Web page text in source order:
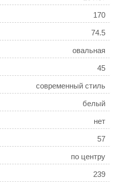
170
74.5
овальная
45
современный стиль
белый
нет
57
по центру
239